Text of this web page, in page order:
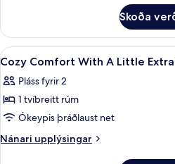
Room
And
Comfy
Windowless
Room
Skoða
Skoða
allar
myndir
fyrir
Cozy
Comfort
39
Cozy Comfort With A Little Extra
Pláss fyrir 2
1 tvíbreitt rúm
Ókeypis þráðlaust net
Nánari upplýsingar
Nánari